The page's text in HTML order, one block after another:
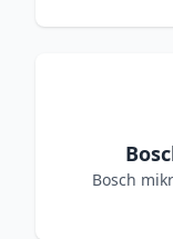
Bosch